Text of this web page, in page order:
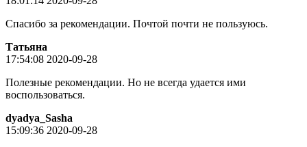
Спасибо за рекомендации. Почтой почти не пользуюсь.
Татьяна
17:54:08 2020-09-28
Полезные рекомендации. Но не всегда удается ими
воспользоваться.
dyadya_Sasha
15:09:36 2020-09-28